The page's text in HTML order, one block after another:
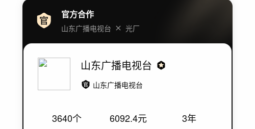
官方合作
山东广播电视台 光厂
山东广播电视台
山东广播电视台
3640个 6092.4元 3年